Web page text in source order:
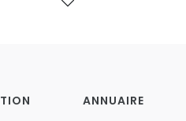
ANNUAIRE